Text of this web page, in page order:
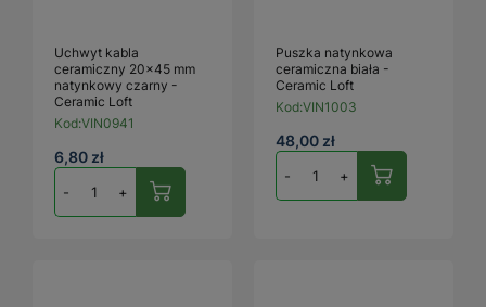
Uchwyt kabla
ceramiczny 20×45 mm
natynkowy czarny -
Ceramic Loft
Kod:VIN0941
6,80 zł
- +
Puszka natynkowa
ceramiczna biała -
Ceramic Loft
Kod:VIN1003
48,00 zł
- +